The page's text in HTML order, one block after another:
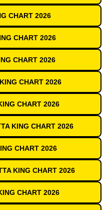
CHART 2026
CHART 2026
CHART 2026
CHART 2026
CHART 2026
KING CHART 2026
CHART 2026
KING CHART 2026
CHART 2026